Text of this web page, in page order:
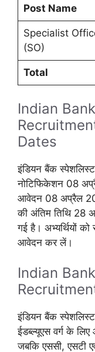
Post Name
Specialist
(SO)
Total
Indian
Dates
इंडियन बैंक
नोटिफिकेशन 08
आवेदन 08 अप्रैल
की अंतिम तिथि 28
गई है। अभ्यर्थियों
आवेदन कर लें।
Indian
इंडियन बैंक स्पेशलिस्ट
ईडब्ल्यूएस वर्ग के
जबकि एससी, एसटी